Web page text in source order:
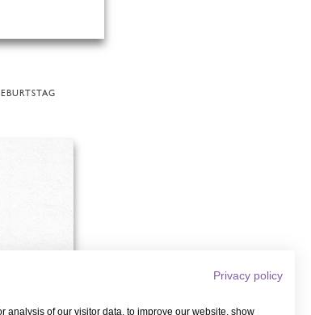
Privacy policy
analysis of our visitor data, to improve our website, show